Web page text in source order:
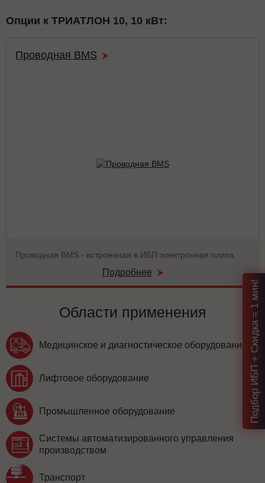
Опции к ТРИАТЛОН 10, 10 кВт:
Проводная BMS
Проводная BMS - встроенная в ИБП электронная плата.
Подробнее
Области применения
Медицинское и диагностическое оборудование
Лифтовое оборудование
Промышленное оборудование
Системы автоматизированного управления
производством
Транспорт
Подбор ИБП + Скидка = 1 мин!